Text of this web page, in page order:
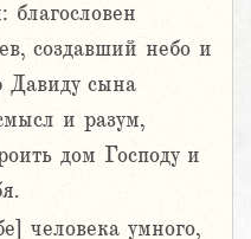
благословен
создавший небо и
сына
и разум,
дом Господу и
человека умного,